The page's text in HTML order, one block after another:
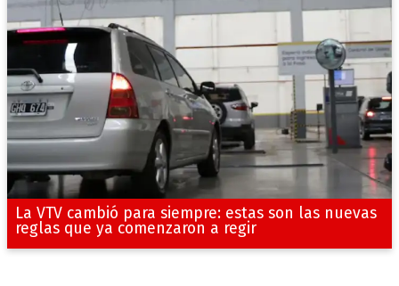
La VTV cambió para siempre: estas son las nuevas
reglas que ya comenzaron a regir